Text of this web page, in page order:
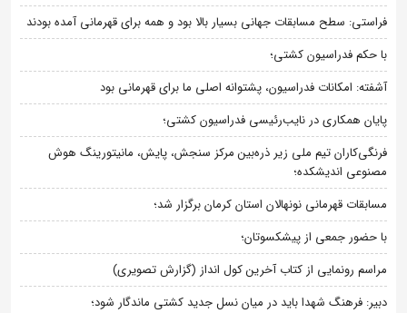
فراستی: سطح مسابقات جهانی بسیار بالا بود و همه برای قهرمانی آمده بودند
با حکم فدراسیون کشتی؛
آشفته: امکانات فدراسیون، پشتوانه اصلی ما برای قهرمانی بود
پایان همکاری در نایب‌رئیسی فدراسیون کشتی؛
فرنگی‌کاران تیم ملی زیر ذره‌بین مرکز سنجش، پایش، مانیتورینگ هوش
مصنوعی اندیشکده؛
مسابقات قهرمانی نونهالان استان کرمان برگزار شد؛
با حضور جمعی از پیشکسوتان؛
مراسم رونمایی از کتاب آخرین کول انداز (گزارش تصویری)
دبیر: فرهنگ شهدا باید در میان نسل جدید کشتی ماندگار شود؛